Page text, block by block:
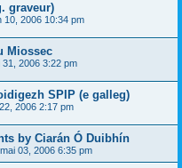
graveur)
10, 2006 10:34 pm
Miossec
31, 2006 3:22 pm
SPIP (e galleg)
2006 2:17 pm
by Ciarán Ó Duibhín
03, 2006 6:35 pm